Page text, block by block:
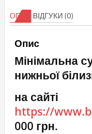
фібра
ОПИС ВІДГУКИ (0)
Опис
Мінімальна
нижньої
на сайті
https://
000 грн.